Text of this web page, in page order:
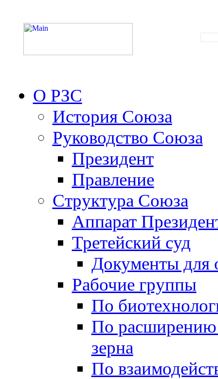
О РЗС
История Союза
Руководство Союза
Президент
Правление
Структура Союза
Аппарат
Третейский суд
Документы для
Рабочие группы
По
По расширению
зерна
По